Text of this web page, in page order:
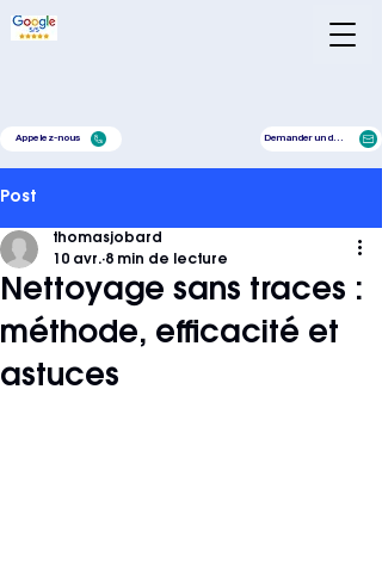
Demander un devis
Appelez-nous
Post
Nettoyage sans traces :
méthode, efficacité et
astuces
thomasjobard
10 avr. 8 min de lecture